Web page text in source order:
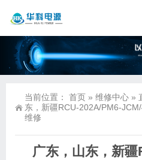
当前位置： 首页 » 维修中心 »
东，新疆RCU-202A/PM6-
维修
广东，山东，新